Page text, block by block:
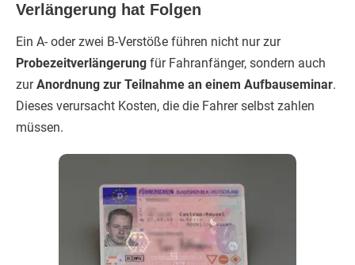
Verlängerung hat Folgen
Ein A- oder zwei B-Verstöße führen nicht nur zur
Probezeitverlängerung für Fahranfänger, sondern auch
zurAnordnung zur Teilnahme an einem Aufbauseminar.
Dieses verursacht Kosten, die die Fahrer selbst zahlen
müssen.